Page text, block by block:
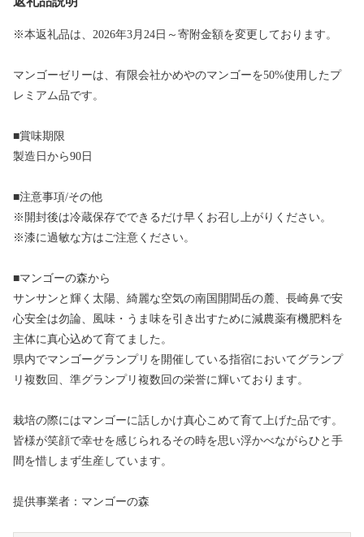
※本返礼品は、2026年3月24日～寄附金額を変更しております。
マンゴーゼリーは、有限会社かめやのマンゴーを50%使用したプ
レミアム品です。
■賞味期限
製造日から90日
■注意事項/その他
※開封後は冷蔵保存でできるだけ早くお召し上がりください。
※漆に過敏な方はご注意ください。
■マンゴーの森から
サンサンと輝く太陽、綺麗な空気の南国開聞岳の麓、長崎鼻で安
心安全は勿論、風味・うま味を引き出すために減農薬有機肥料を
主体に真心込めて育てました。
県内でマンゴーグランプリを開催している指宿においてグランプ
リ複数回、準グランプリ複数回の栄誉に輝いております。
栽培の際にはマンゴーに話しかけ真心こめて育て上げた品です。
皆様が笑顔で幸せを感じられるその時を思い浮かべながらひと手
間を惜しまず生産しています。
提供事業者：マンゴーの森